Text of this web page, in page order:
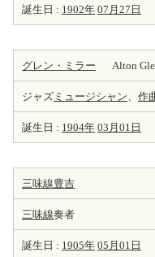
誕生日 : 1902年 07月27日
グレン・ミラー Alton
ジャズ ミュージシャン、 作
誕生日 : 1904年 03月01日
三味線豊吉
三味線奏者
誕生日 : 1905年 05月01日